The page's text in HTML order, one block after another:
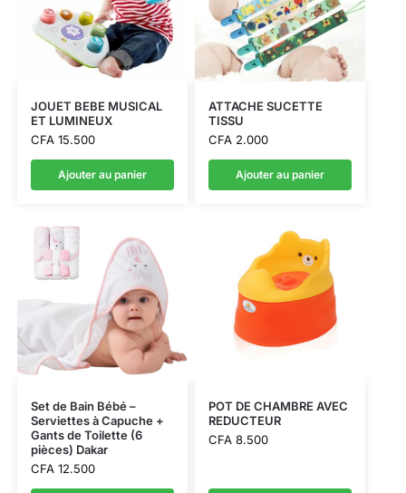
JOUET BEBE MUSICAL
ET LUMINEUX
CFA15.500
Ajouter au panier
ATTACHE SUCETTE
TISSU
CFA2.000
Ajouter au panier
Set de Bain Bébé –
Serviettes à Capuche +
Gants de Toilette (6
pièces) Dakar
CFA12.500
POT DE CHAMBRE AVEC
REDUCTEUR
CFA8.500